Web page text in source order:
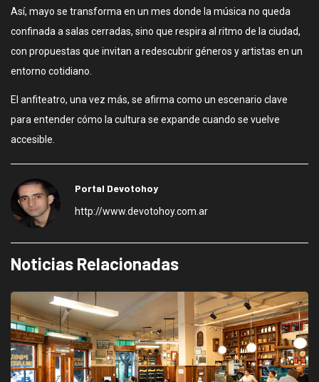
Así, mayo se transforma en un mes donde la música no queda
confinada a salas cerradas, sino que respira al ritmo de la ciudad,
con propuestas que invitan a redescubrir géneros y artistas en un
entorno cotidiano.
El anfiteatro, una vez más, se afirma como un escenario clave
para entender cómo la cultura se expande cuando se vuelve
accesible.
Portal Devotohoy
http://www.devotohoy.com.ar
Noticias Relacionadas